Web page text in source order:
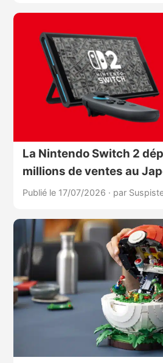
La Nintendo Switch 2
millions de ventes au
Publié le 17/07/2026 · par